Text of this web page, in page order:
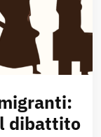
dibattito